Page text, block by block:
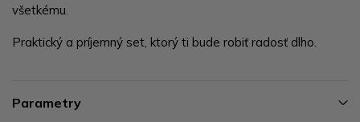
všetkému.
Praktický a príjemný set, ktorý ti bude robiť radosť dlho.
Parametry